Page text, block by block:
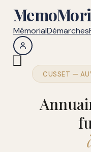
MemoMori
MémorialDémarches
CUSSET —